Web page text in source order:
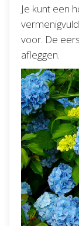
Je kunt een
voor. De
afleggen.